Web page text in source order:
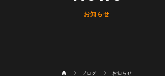
お知らせ
ブログ お知らせ